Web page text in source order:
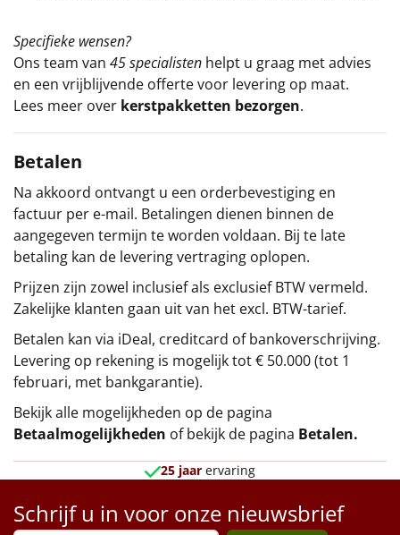
Specifieke wensen?
Ons team van 45 specialisten helpt u graag met advies
en een vrijblijvende offerte voor levering op maat.
Lees meer over kerstpakketten bezorgen.
Betalen
Na akkoord ontvangt u een orderbevestiging en
factuur per e-mail. Betalingen dienen binnen de
aangegeven termijn te worden voldaan. Bij te late
betaling kan de levering vertraging oplopen.
Prijzen zijn zowel inclusief als exclusief BTW vermeld.
Zakelijke klanten gaan uit van het excl. BTW-tarief.
Betalen kan via iDeal, creditcard of bankoverschrijving.
Levering op rekening is mogelijk tot € 50.000 (tot 1
februari, met bankgarantie).
Bekijk alle mogelijkheden op de pagina
Betaalmogelijkheden of bekijk de pagina Betalen.
25 jaar ervaring
Schrijf u in voor onze nieuwsbrief